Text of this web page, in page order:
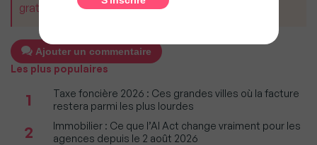
gratuit pour tous.
Ajouter un commentaire
Les plus populaires
1
Taxe foncière 2026 : Ces grandes villes où la facture
restera parmi les plus lourdes
2
Immobilier : Ce que l’AI Act change vraiment pour les
agences depuis le 2 août 2026